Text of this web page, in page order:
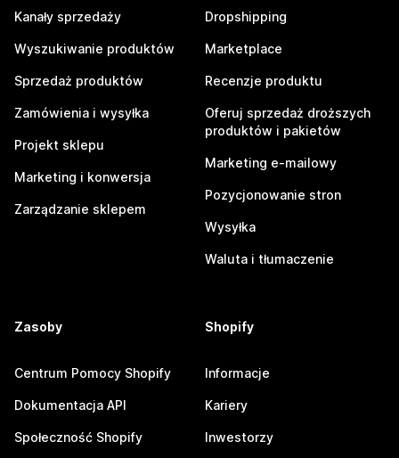
Kanały sprzedaży
Wyszukiwanie produktów
Sprzedaż produktów
Zamówienia i wysyłka
Projekt sklepu
Marketing i konwersja
Zarządzanie sklepem
Dropshipping
Marketplace
Recenzje produktu
Oferuj sprzedaż droższych
produktów i pakietów
Marketing e-mailowy
Pozycjonowanie stron
Wysyłka
Waluta i tłumaczenie
Zasoby
Centrum Pomocy Shopify
Dokumentacja API
Społeczność Shopify
Shopify
Informacje
Kariery
Inwestorzy